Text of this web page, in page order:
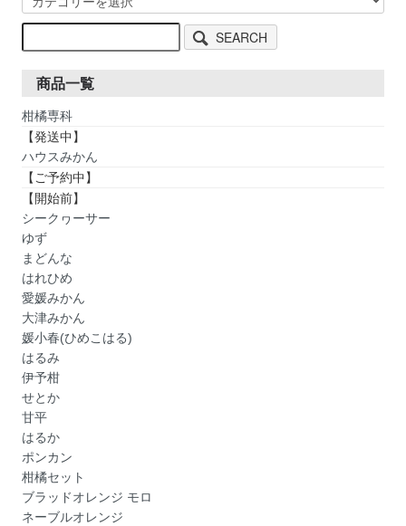
SEARCH
商品一覧
柑橘専科
【発送中】
ハウスみかん
【ご予約中】
【開始前】
シークヮーサー
ゆず
まどんな
はれひめ
愛媛みかん
大津みかん
媛小春(ひめこはる)
はるみ
伊予柑
せとか
甘平
はるか
ポンカン
柑橘セット
ブラッドオレンジ モロ
ネーブルオレンジ